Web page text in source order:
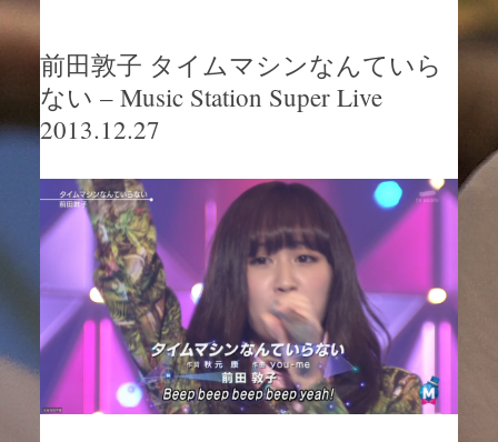
前田敦子 タイムマシンなんていら
ない – Music Station Super Live
2013.12.27